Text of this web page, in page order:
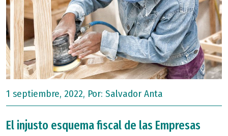
1 septiembre, 2022, Por: Salvador Anta
El injusto esquema fiscal de las Empresas